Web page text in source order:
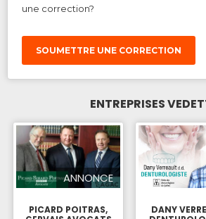
une correction?
SOUMETTRE UNE CORRECTION
ENTREPRISES
ANNONCE
PICARD POITRAS,
DANY